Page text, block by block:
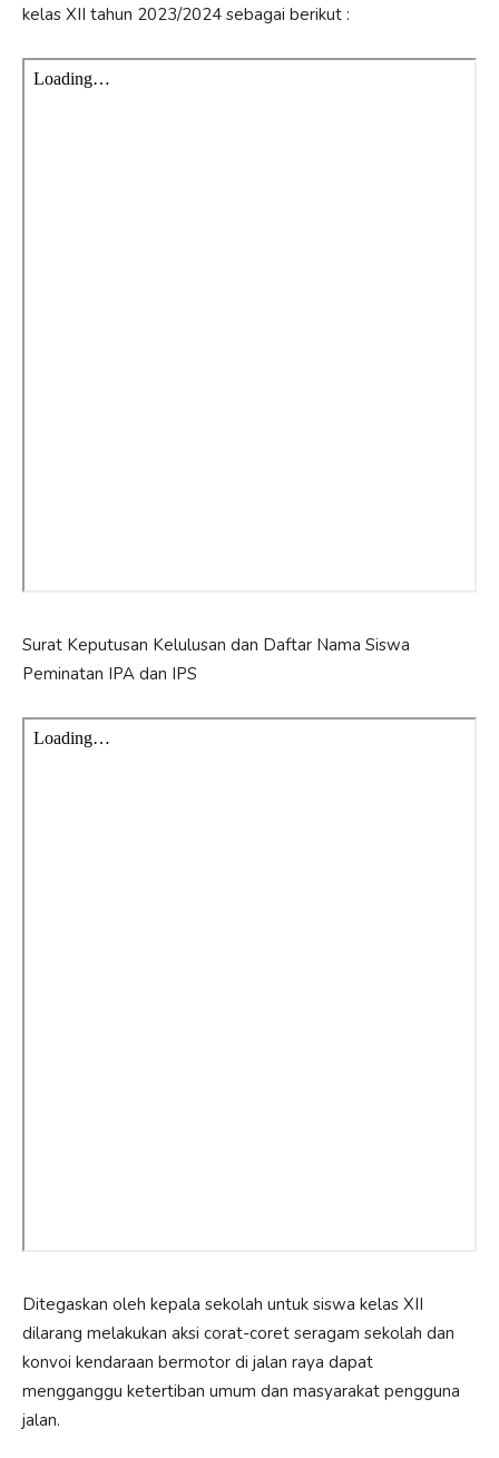
kelas XII tahun 2023/2024 sebagai berikut :
Surat Keputusan Kelulusan dan Daftar Nama Siswa
Peminatan IPA dan IPS
Ditegaskan oleh kepala sekolah untuk siswa kelas XII
dilarang melakukan aksi corat-coret seragam sekolah dan
konvoi kendaraan bermotor di jalan raya dapat
mengganggu ketertiban umum dan masyarakat pengguna
jalan.